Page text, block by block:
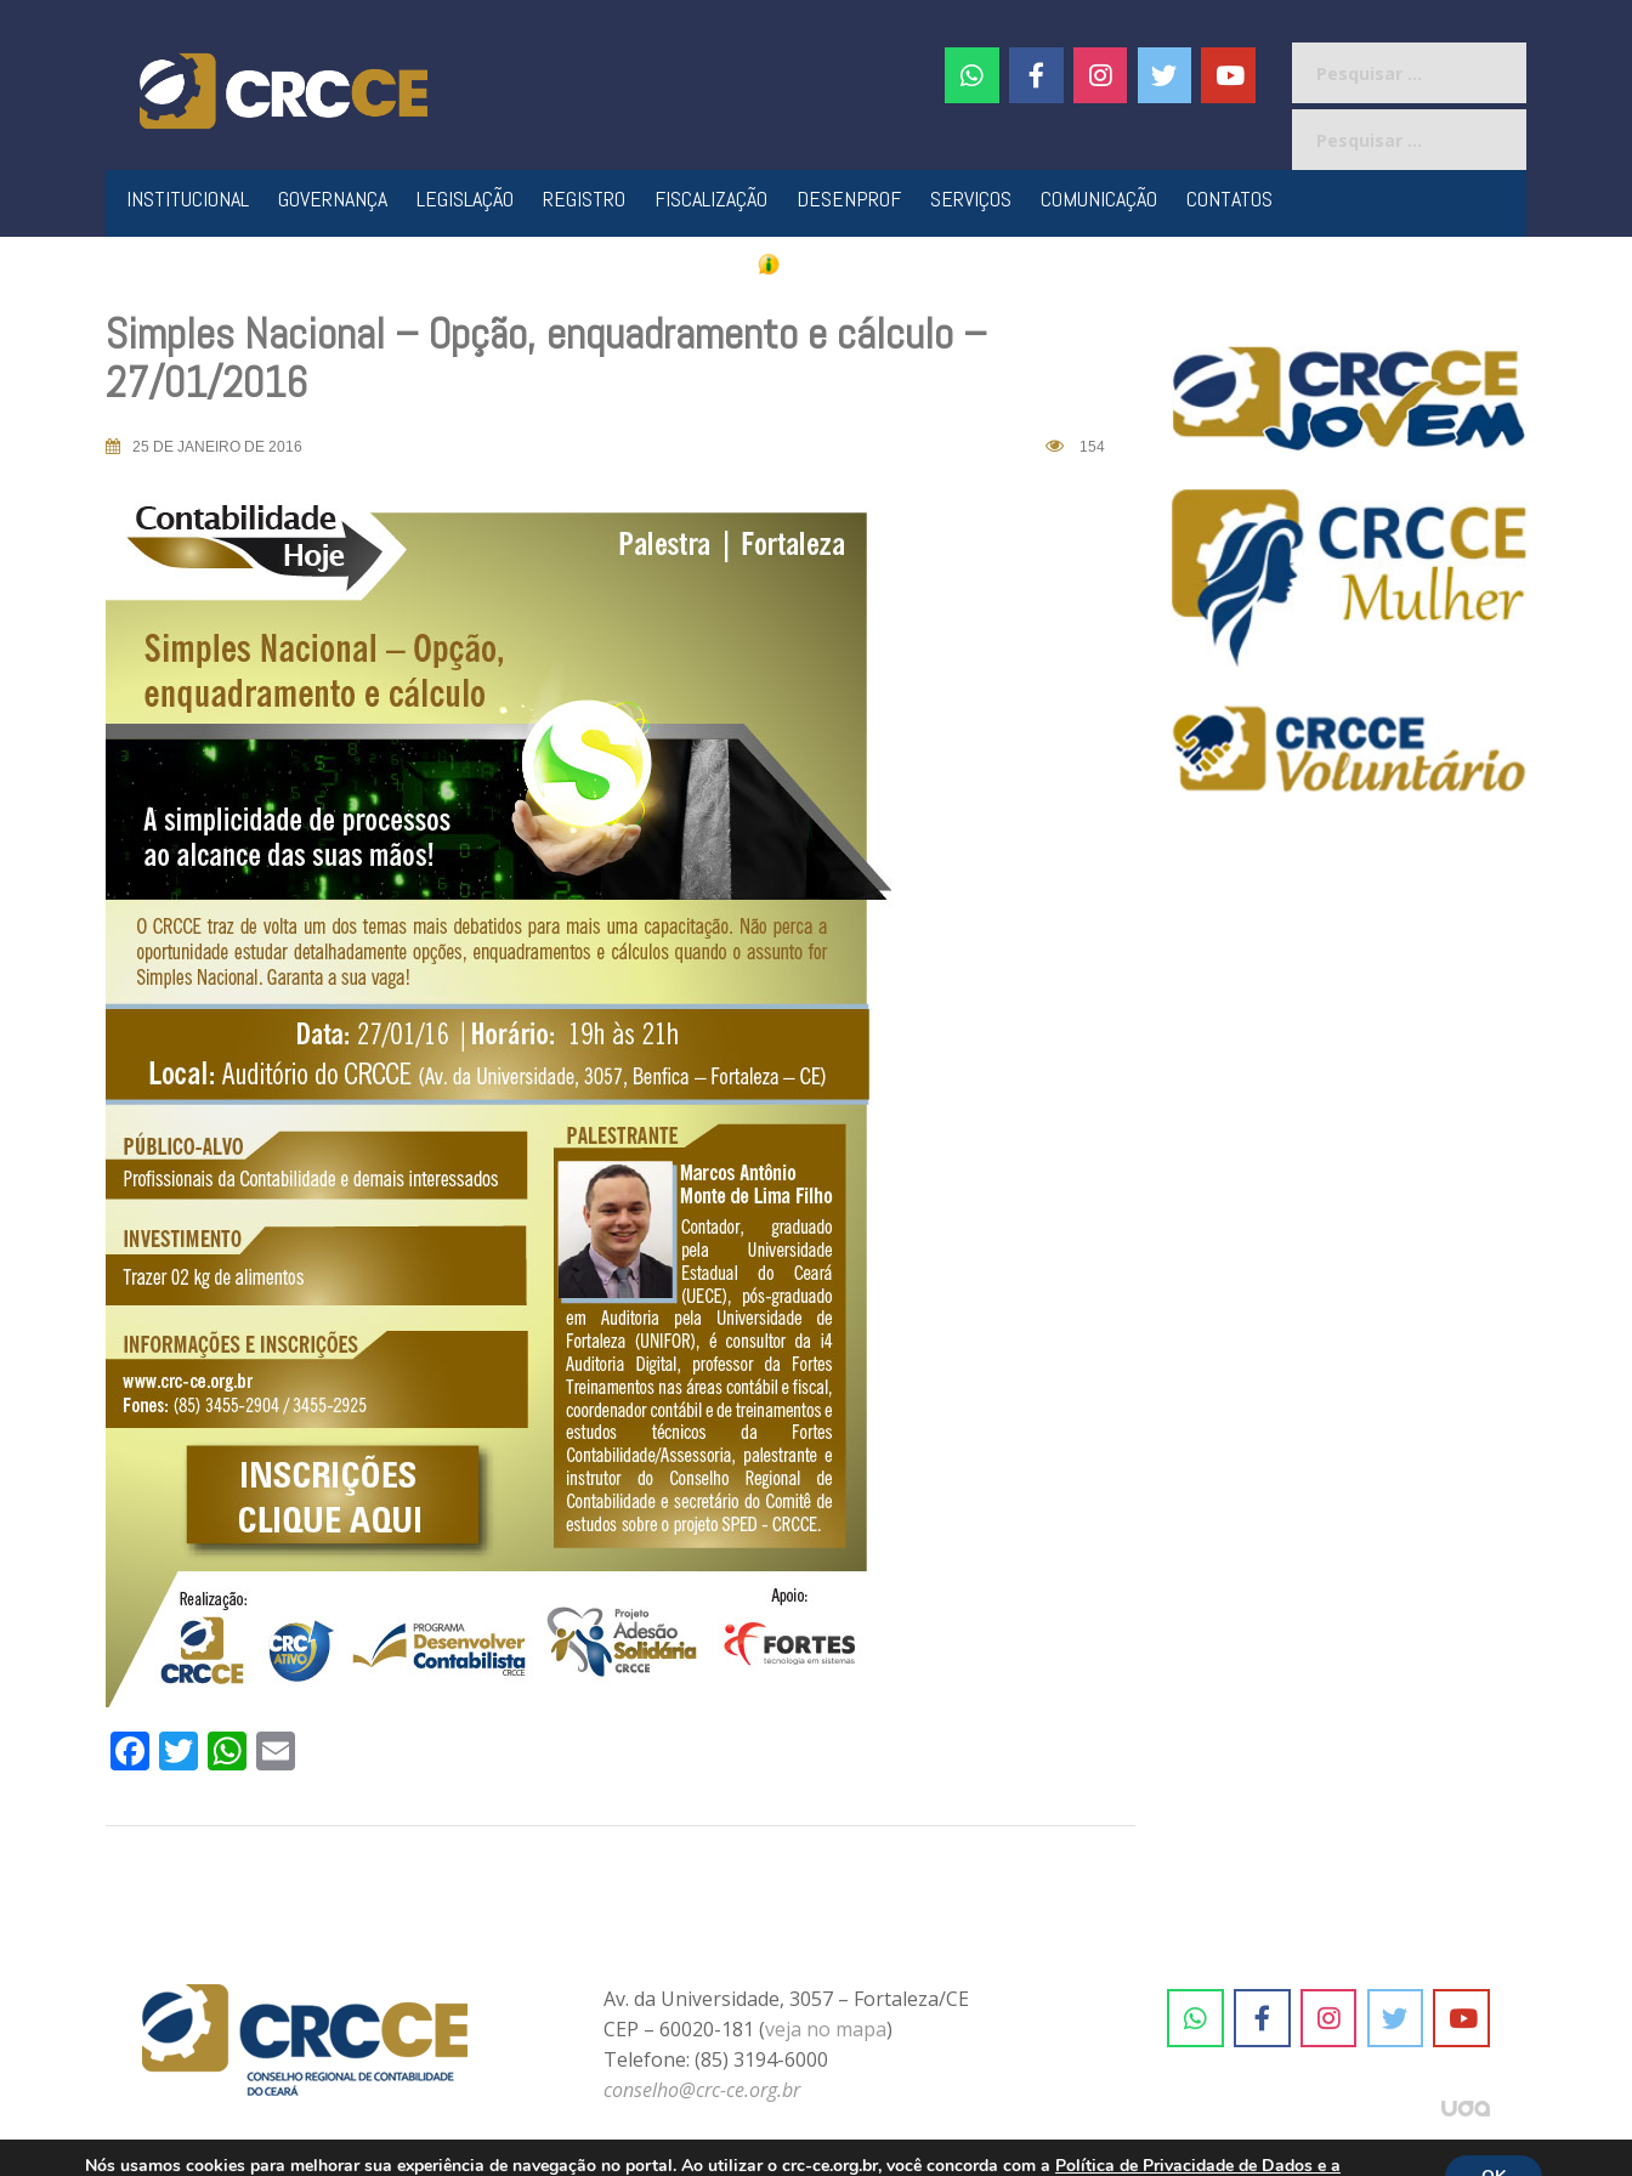
INSTITUCIONAL GOVERNANÇA LEGISLAÇÃO REGISTRO FISCALIZAÇÃO DESENPROF SERVIÇOS COMUNICAÇÃO CONTATOS
Simples Nacional – Opção, enquadramento e cálculo –
27/01/2016
25 DE JANEIRO DE 2016 154
Facebook
TwitterWhatsApp
Av. da Universidade, 3057 – Fortaleza/CE
CEP – 60020-181 (veja no mapa)
Telefone: (85) 3194-6000
conselho@crc-ce.org.br
Nós usamos cookies para melhorar sua experiência de navegação no portal. Ao utilizar o crc-ce.org.br, você concorda com a Política de Privacidade de Dados e a